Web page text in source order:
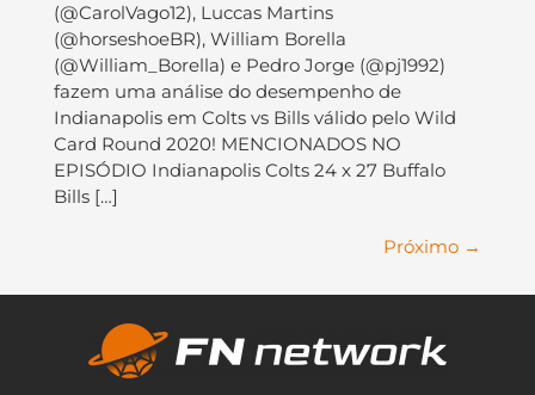
(@CarolVago12), Luccas Martins
(@horseshoeBR), William Borella
(@William_Borella) e Pedro Jorge (@pj1992)
fazem uma análise do desempenho de
Indianapolis em Colts vs Bills válido pelo Wild
Card Round 2020! MENCIONADOS NO
EPISÓDIO Indianapolis Colts 24 x 27 Buffalo
Bills […]
Próximo →